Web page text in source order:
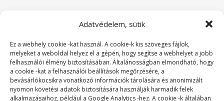
Adatvédelem, sütik
Ez a webhely cookie -kat használ. A cookie-k kis szöveges fájlok,
melyeket a weboldal helyez el a gépén, hogy segítse a webhelyet a jobb
felhasználói élmény biztosításában. Általánosságban elmondható, hogy
a cookie -kat a felhasználói beállítások megőrzésére, a
bevásárlókocsikra vonatkozó információk tárolására és anonimizált
nyomon követési adatok biztosítására használják harmadik felek
alkalmazásaihoz, például a Google Analytics -hez. A cookie -k általában